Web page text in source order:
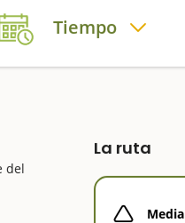
Tiempo
del
La ruta
Media